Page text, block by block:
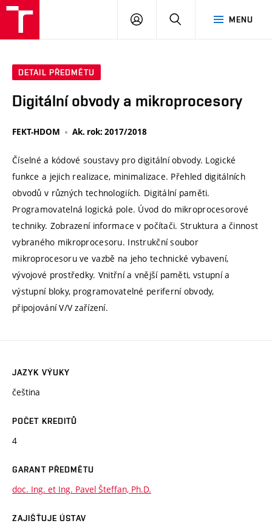
MENU
PŘIHLÁSIT
DETAIL PŘEDMĚTU
Digitální obvody a mikroprocesory
FEKT-HDOM Ak. rok: 2017/2018
Číselné a kódové soustavy pro digitální obvody. Logické
funkce a jejich realizace, minimalizace. Přehled digitálních
obvodů v různých technologiích. Digitální paměti.
Programovatelná logická pole. Úvod do mikroprocesorové
techniky. Zobrazení informace v počítači. Struktura a činnost
vybraného mikroprocesoru. Instrukční soubor
mikroprocesoru ve vazbě na jeho technické vybavení,
vývojové prostředky. Vnitřní a vnější paměti, vstupní a
výstupní bloky, programovatelné periferní obvody,
připojování V/V zařízení.
JAZYK VÝUKY
čeština
POČET KREDITŮ
4
GARANT PŘEDMĚTU
doc. Ing. et Ing. Pavel Šteffan, Ph.D.
ZAJIŠŤUJE ÚSTAV